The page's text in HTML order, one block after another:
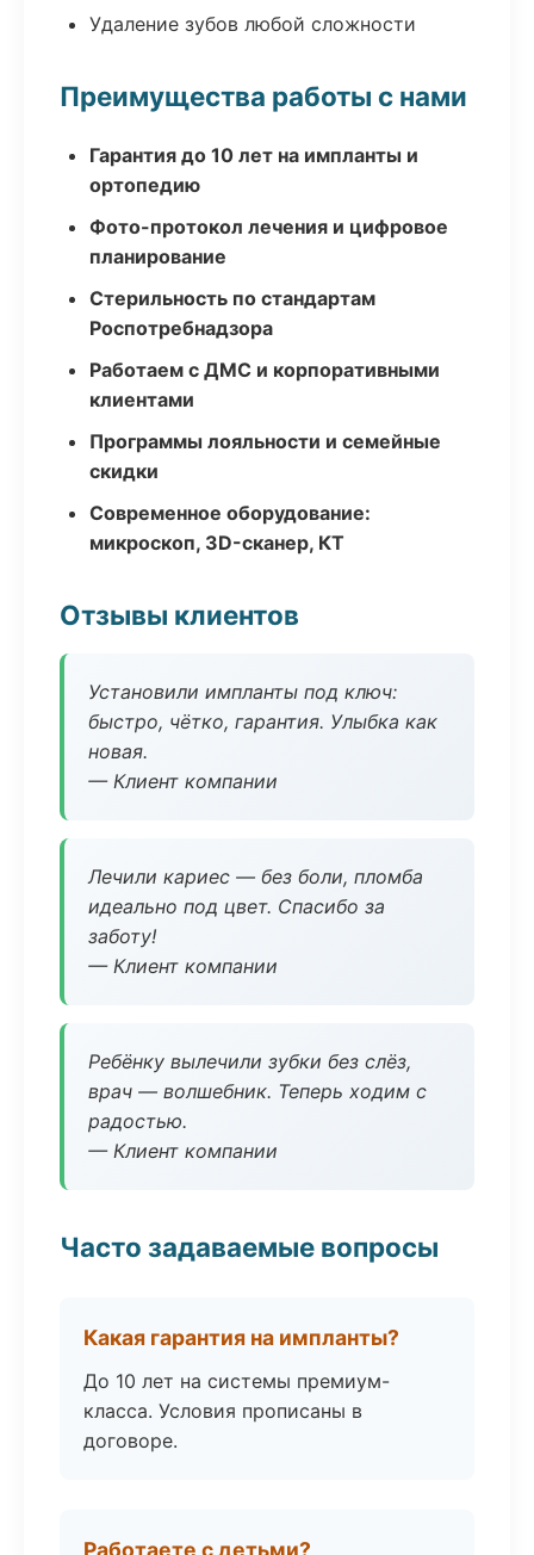
Удаление зубов любой сложности
Преимущества работы с нами
Гарантия до 10 лет на импланты и
ортопедию
Фото-протокол лечения и цифровое
планирование
Стерильность по стандартам
Роспотребнадзора
Работаем с ДМС и корпоративными
клиентами
Программы лояльности и семейные
скидки
Современное оборудование:
микроскоп, 3D-сканер, КТ
Отзывы клиентов
Установили импланты под ключ:
быстро, чётко, гарантия. Улыбка как
новая.
— Клиент компании
Лечили кариес — без боли, пломба
идеально под цвет. Спасибо за
заботу!
— Клиент компании
Ребёнку вылечили зубки без слёз,
врач — волшебник. Теперь ходим с
радостью.
— Клиент компании
Часто задаваемые вопросы
Какая гарантия на импланты?
До 10 лет на системы премиум-
класса. Условия прописаны в
договоре.
Работаете с детьми?